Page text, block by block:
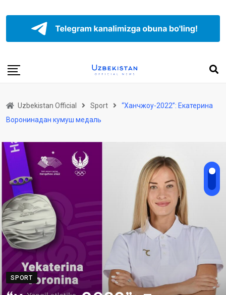
Uzbekistan Official Sport
“Ханчжоу-2022”: Екатерина
Воронинадан кумуш медаль
SPORT